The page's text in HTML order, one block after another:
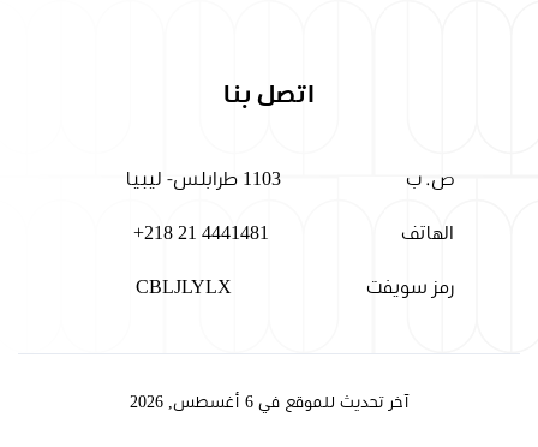
اتصل بنا
ص. ب 1103 طرابلس- ليبيا
الهاتف +218 21 4441481
رمز سويفت CBLJLYLX
آخر تحديث للموقع في 6 أغسطس, 2026